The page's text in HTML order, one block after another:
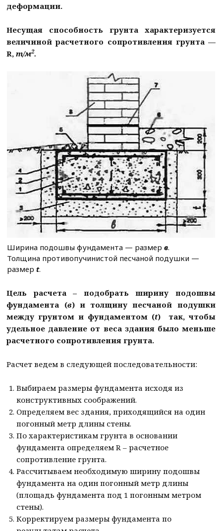
деформации.
Несущая способность грунта характеризуется
величиной расчетного сопротивления грунта —
R,т/м2.
Ширина подошвы фундамента — размер в.
Толщина противопучинистой песчаной подушки —
размер t.
Цель расчета – подобрать ширину подошвы
фундамента (в) и толщину песчаной подушки
между грунтом и фундаментом (t) так, чтобы
удельное давление от веса здания было меньше
расчетного сопротивления грунта.
Расчет ведем в следующей последовательности:
Выбираем размеры фундамента исходя из
конструктивных соображений.
Определяем вес здания, приходящийся на один
погонный метр длины стены.
По характеристикам грунта в основании
фундамента определяем R – расчетное
сопротивление грунта.
Рассчитываем необходимую ширину подошвы
фундамента на один погонный метр длины
(площадь фундамента под 1 погонным метром
стены).
Корректируем размеры фундамента по